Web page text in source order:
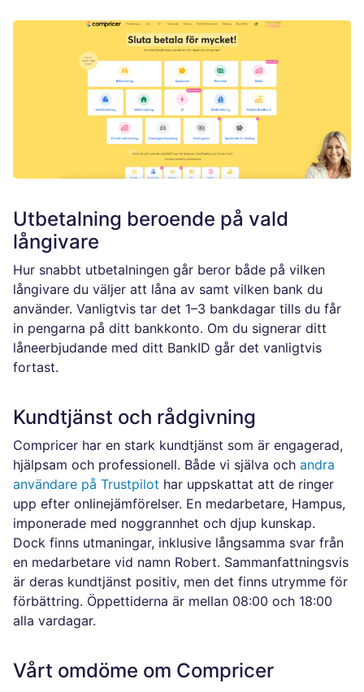
Utbetalning beroende på vald
långivare
Hur snabbt utbetalningen går beror både på vilken
långivare du väljer att låna av samt vilken bank du
använder. Vanligtvis tar det 1–3 bankdagar tills du får
in pengarna på ditt bankkonto. Om du signerar ditt
låneerbjudande med ditt BankID går det vanligtvis
fortast.
Kundtjänst och rådgivning
Compricer har en stark kundtjänst som är engagerad,
hjälpsam och professionell. Både vi själva och andra
användare på Trustpilot har uppskattat att de ringer
upp efter onlinejämförelser. En medarbetare, Hampus,
imponerade med noggrannhet och djup kunskap.
Dock finns utmaningar, inklusive långsamma svar från
en medarbetare vid namn Robert. Sammanfattningsvis
är deras kundtjänst positiv, men det finns utrymme för
förbättring. Öppettiderna är mellan 08:00 och 18:00
alla vardagar.
Vårt omdöme om Compricer